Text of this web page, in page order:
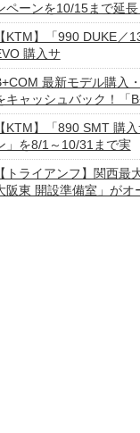
ペーンを10/15まで延長
【KTM】「990 DUKE／
購入サ
最新モデル購入
キャッシュバック！「
【KTM】「890 SMT 購
」を8/1～10/31まで実
【トライアンフ】関西最
阪東 開設準備室」がオ